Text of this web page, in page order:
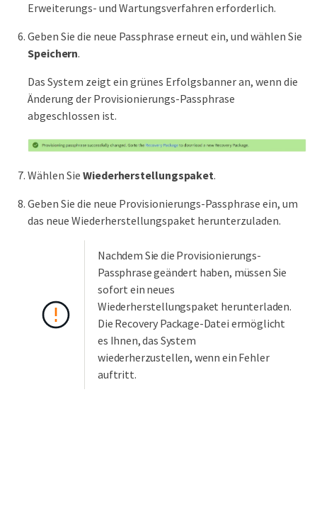
Erweiterungs- und Wartungsverfahren erforderlich.
Geben Sie die neue Passphrase erneut ein, und wählen Sie
Speichern.
Das System zeigt ein grünes Erfolgsbanner an, wenn die
Änderung der Provisionierungs-Passphrase
abgeschlossen ist.
Wählen Sie Wiederherstellungspaket.
Geben Sie die neue Provisionierungs-Passphrase ein, um
das neue Wiederherstellungspaket herunterzuladen.
Nachdem Sie die Provisionierungs-
Passphrase geändert haben, müssen Sie
sofort ein neues
Wiederherstellungspaket herunterladen.
Die Recovery Package-Datei ermöglicht
es Ihnen, das System
wiederherzustellen, wenn ein Fehler
auftritt.